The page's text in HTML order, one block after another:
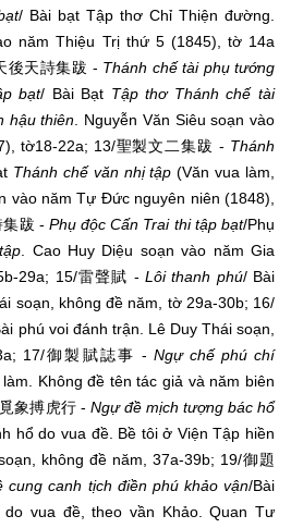
/ Bài bạt Tập thơ Chỉ Thiện đường.
năm Thiệu Trị thứ 5 (1845), tờ 14a
後天詩集跋 - Thánh chế tài phụ tướng
bạt/ Bài Bạt Tập thơ Thánh chế tài
hậu thiên . Nguyễn Văn Siêu soạn vào
tờ18-22a; 13/聖製文二集跋 - Thánh
Thánh chế văn nhị tập(Văn vua làm,
vào năm Tự Đức nguyên niên (1848),
跋 - Phụ độc Cấn Trai thi tập bạt/Phụ
. Cao Huy Diệu soạn vào năm Gia
29a; 15/雷聲賦 -Lôi thanh phú/ Bài
soạn, không đề năm, tờ 29a-30b; 16/
phú voi đánh trận. Lê Duy Thái soạn,
17/御製賦誌事 - Ngự chế phú chí
Không đề tên tác giả và năm biên
象搏虎行 - Ngự đề mịch tượng bác hổ
hổ do vua đề. Bề tôi ở Viện Tập hiền
không đề năm, 37a-39b; 19/御題
cung canh tịch điền phú khảo vận/Bài
vua đề, theo vần Khảo. Quan Tư